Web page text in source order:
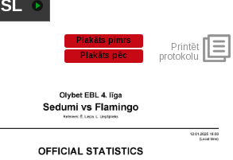
SL
Plakāts pimrs
Plakāts pēc
Printēt
protokolu